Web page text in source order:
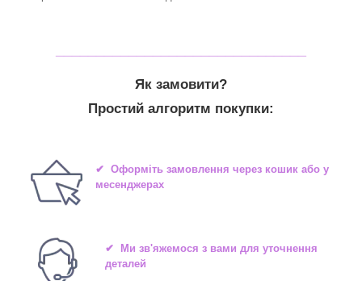
Як замовити?
Простий алгоритм покупки:
✔ Оформіть замовлення через кошик або у
месенджерах
✔ Ми зв'яжемося з вами для уточнення
деталей